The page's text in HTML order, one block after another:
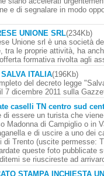
e di segnalare in modo
UNIONE SRL(234Kb)
Unione srl è una società
tra le proprie attività, ha
formativa rivolta agli
SALVA ITALIA(196Kb)
del decreto legge
7 dicembre 2011 sulla
caselli TN centro sud
di essere un turista che
Madonna di Campiglio o in
e di uscire a uno dei
di Trento (uscite permesse:
queste foto pubblicate
se riuscireste ad
STAMPA INCHIESTA